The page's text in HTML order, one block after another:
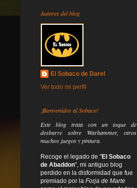
Autores del blog
El Sobaco de Darel
Ver todo mi perfil
¡Bienvenidos al Sobaco!
Este blog trata con un toque de
desbarre sobre Warhammer, otros
muchos juegos y pintura.
Recoge el legado de "El Sobaco
de Abaddon", mi antiguo blog
perdido en la disformidad que fue
premiado por la Forja de Marte